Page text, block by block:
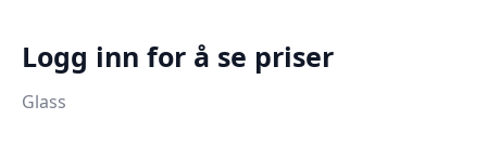
Logg inn for å se priser
Glass